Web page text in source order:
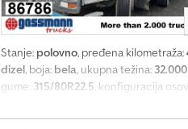
Stanje: polovno, pređena kilometraža:
dizel, boja: bela, ukupna težina:
gume: 315/80R22.5, konfiguracija
Oprema:ABS, diferencijalna